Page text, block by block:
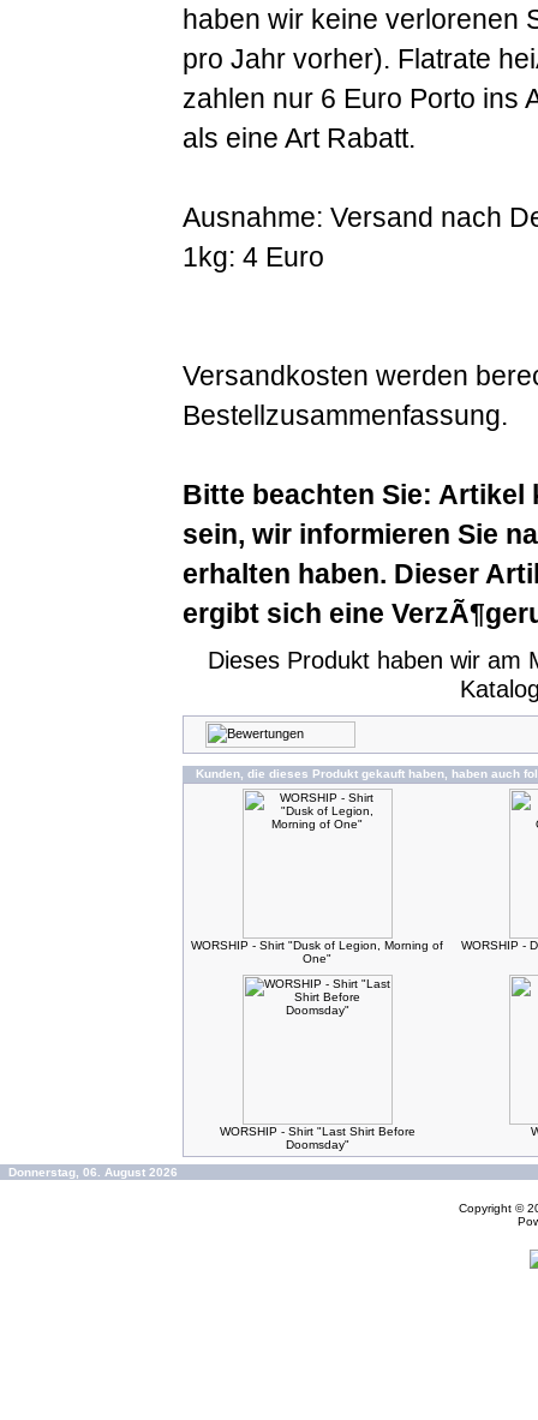
haben wir keine verlorenen
pro Jahr vorher). Flatrate
zahlen nur 6 Euro Porto ins
als eine Art Rabatt.
Ausnahme: Versand nach
1kg: 4 Euro
Versandkosten werden
Bestellzusammenfassung.
Bitte beachten Sie:
sein, wir informieren Sie
erhalten haben. Dieser
ergibt sich eine
Dieses Produkt haben wir am
Kunden, die dieses Produkt gekauft haben, haben auch
WORSHIP - Shirt "Dusk of Legion, Morning of
One"
WORSHIP -
WORSHIP - Shirt "Last Shirt Before
Doomsday"
Donnerstag, 06. August 2026
Copyright ©